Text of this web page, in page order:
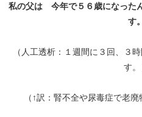
私の父は 今年で５６歳になった
す。
（人工透析：１週間に３回、３
す。
（↑訳：腎不全や尿毒症で老